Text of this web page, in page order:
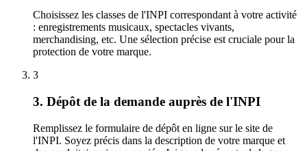
Choisissez les classes de l'INPI correspondant à votre activité
: enregistrements musicaux, spectacles vivants,
merchandising, etc. Une sélection précise est cruciale pour la
protection de votre marque.
3
3. Dépôt de la demande auprès de l'INPI
Remplissez le formulaire de dépôt en ligne sur le site de
l'INPI. Soyez précis dans la description de votre marque et